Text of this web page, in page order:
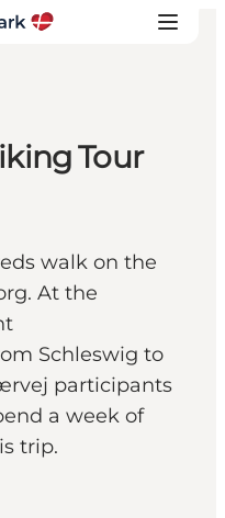
Tour
walk on the
At the
Schleswig to
participants
a week of
trip.